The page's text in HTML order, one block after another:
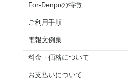
For-Denpoの特徴
ご利用手順
電報文例集
料金・価格について
お支払いについて